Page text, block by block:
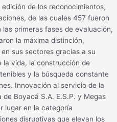
de los reconocimientos,
de las cuales 457 fueron
primeras fases de evaluación,
la máxima distinción,
sus sectores gracias a su
la vida, la construcción de
y la búsqueda constante
Innovación al servicio de la
de Boyacá S.A. E.S.P. y Megas
lugar en la categoría
disruptivas que elevan los